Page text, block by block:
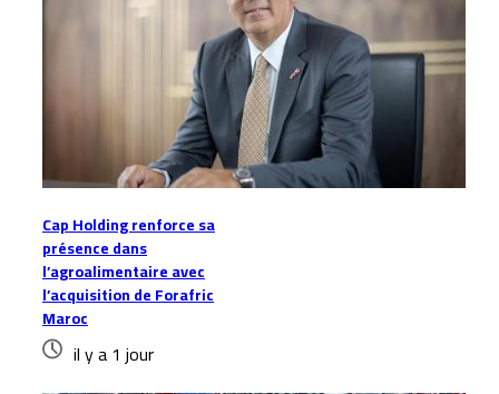
Cap Holding renforce sa
présence dans
l’agroalimentaire avec
l’acquisition de Forafric
Maroc
il y a 1 jour